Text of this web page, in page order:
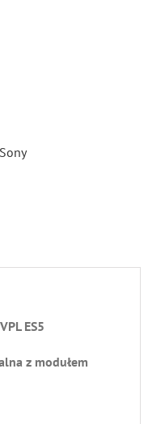
ES5
z modułem